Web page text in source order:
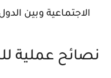
الاجتماعية وبين
نصائح عملية